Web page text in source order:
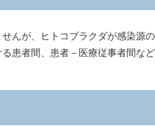
んが、ヒトコブラクダが感染源
患者間、患者－医療従事者間な